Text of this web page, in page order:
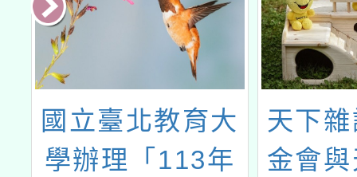
國立臺北教育大
學辦理「113年
天下
金會